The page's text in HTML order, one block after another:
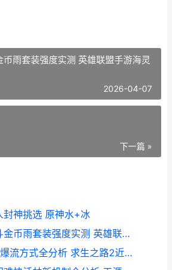
雨套装强度实测 英雄联盟手游海灵
2026-04-07
下一篇 »
封神挑选 原神水+冰
英雄联盟手游海斗金币雨套装强度实测 英雄联盟手游海灵之戟
求生之路2近战空爆流方式全分析 求生之路2近战武器